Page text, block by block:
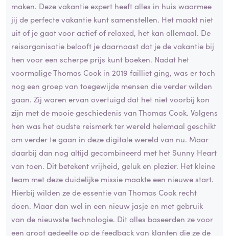
maken. Deze vakantie expert heeft alles in huis waarmee
jij de perfecte vakantie kunt samenstellen. Het maakt niet
uit of je gaat voor actief of relaxed, het kan allemaal. De
reisorganisatie belooft je daarnaast dat je de vakantie bij
hen voor een scherpe prijs kunt boeken. Nadat het
voormalige Thomas Cook in 2019 failliet ging, was er toch
nog een groep van toegewijde mensen die verder wilden
gaan. Zij waren ervan overtuigd dat het niet voorbij kon
zijn met de mooie geschiedenis van Thomas Cook. Volgens
hen was het oudste reismerk ter wereld helemaal geschikt
om verder te gaan in deze digitale wereld van nu. Maar
daarbij dan nog altijd gecombineerd met het Sunny Heart
van toen. Dit betekent vrijheid, geluk en plezier. Het kleine
team met deze duidelijke missie maakte een nieuwe start.
Hierbij wilden ze de essentie van Thomas Cook recht
doen. Maar dan wel in een nieuw jasje en met gebruik
van de nieuwste technologie. Dit alles baseerden ze voor
een groot gedeelte op de feedback van klanten die ze de